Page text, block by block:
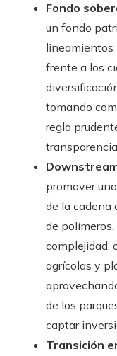
Fondo
un fondo
lineamientos
frente a los
tomando
regla
promover
de la cadena
de
complejidad,
agrícolas y
de los
captar
Transición